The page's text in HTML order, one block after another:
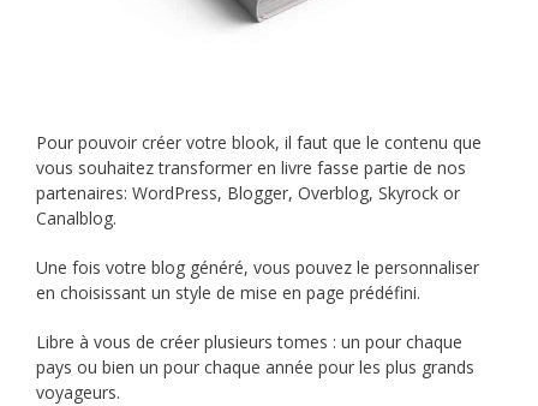
Pour pouvoir créer votre blook, il faut que le contenu que
vous souhaitez transformer en livre fasse partie de nos
partenaires: WordPress, Blogger, Overblog, Skyrock or
Canalblog.
Une fois votre blog généré, vous pouvez le personnaliser
en choisissant un style de mise en page prédéfini.
Libre à vous de créer plusieurs tomes : un pour chaque
pays ou bien un pour chaque année pour les plus grands
voyageurs.